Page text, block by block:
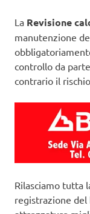
La Revisione
manutenzione
controllo da
contrario il
Rilasciamo tutta
registrazione del